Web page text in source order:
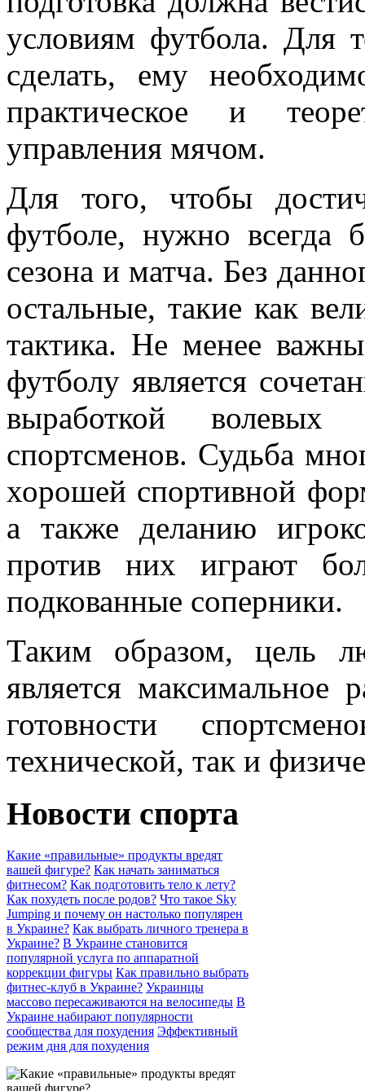
условиям футбола. Для
сделать, ему
практическое и
управления мячом.
Для того, чтобы
футболе, нужно всегда
сезона и матча. Без
остальные, такие как
тактика. Не менее
футболу является
выработкой
спортсменов. Судьба
хорошей спортивной
а также деланию
против них играют
подкованные соперники.
Таким образом, цель
является максимальное
готовности
технической, так и
Новости спорта
Какие «правильные» продукты вредят
вашей фигуре? Как начать заниматься
фитнесом? Как подготовить тело к лету?
Как похудеть после родов? Что такое Sky
Jumping и почему он настолько популярен
в Украине? Как выбрать личного тренера в
Украине? В Украине становится
популярной услуга по аппаратной
коррекции фигуры Как правильно выбрать
фитнес-клуб в Украине? Украинцы
массово пересаживаются на велосипеды В
Украине набирают популярности
сообщества для похудения Эффективный
режим дня для похудения